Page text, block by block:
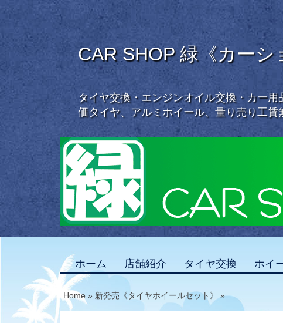
CAR SHOP 緑《カーシ
タイヤ交換・エンジンオイル交換・カー
価タイヤ、アルミホイール、量り売り工賃
ホーム 店舗紹介 タイヤ交換 ホイ
Home » 新発売《タイヤホイールセット》 »